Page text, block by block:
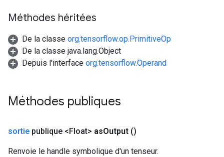
Méthodes héritées
De la classe org.tensorflow.op.PrimitiveOp
De la classe java.lang.Object
Depuis l'interface org.tensorflow.Operand
Méthodes publiques
sortie publique <Float> asOutput ()
Renvoie le handle symbolique d'un tenseur.